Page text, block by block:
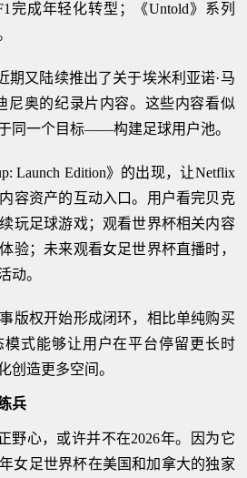
完成年轻化转型；《Untold》系列
期又陆续推出了关于埃米利亚诺·马
尼奥的纪录片内容。这些内容看似
同一个目标——构建足球用户池。
Launch Edition》的出现，让Netflix
容资产的互动入口。用户看完贝克
玩足球游戏；观看世界杯相关内容
验；未来观看女足世界杯直播时，
动。
版权开始形成闭环，相比单纯购买
式能够让用户在平台停留更长时
创造更多空间。
兵
野心，或许并不在2026年。因为它
女足世界杯在美国和加拿大的独家